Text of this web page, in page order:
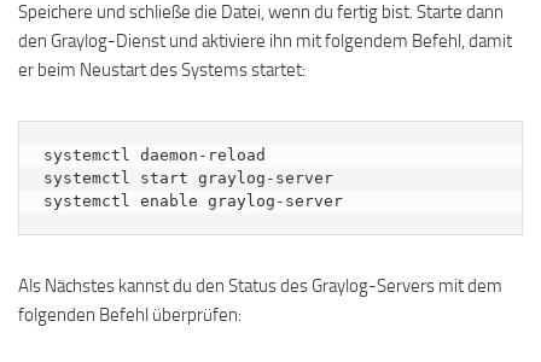
Speichere und schließe die Datei, wenn du fertig bist. Starte dann
den Graylog-Dienst und aktiviere ihn mit folgendem Befehl, damit
er beim Neustart des Systems startet:
systemctl daemon-reload
systemctl start graylog-server
systemctl enable graylog-server
Als Nächstes kannst du den Status des Graylog-Servers mit dem
folgenden Befehl überprüfen: